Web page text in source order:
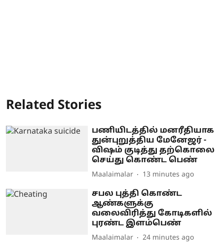
Related Stories
பணியிடத்தில் மனரீதியாக
துன்புறுத்திய மேனேஜர் -
விஷம் குடித்து தற்கொலை
செய்து கொண்ட பெண்
Maalaimalar 13 minutes ago
சபல புத்தி கொண்ட
ஆண்களுக்கு
வலைவிரித்து கோடிகளில்
புரண்ட இளம்பெண்
Maalaimalar 24 minutes ago